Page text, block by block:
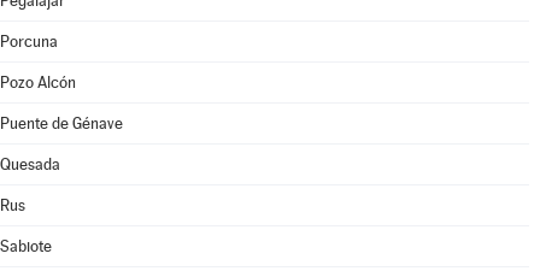
Porcuna
Pozo Alcón
Puente de Génave
Quesada
Rus
Sabiote